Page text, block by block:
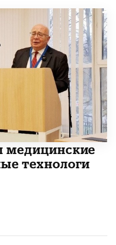
медицинские
технологи